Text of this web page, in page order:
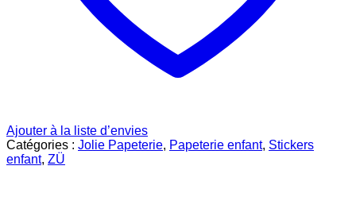
Ajouter à la liste d’envies
Catégories : Jolie Papeterie, Papeterie enfant, Stickers
enfant, ZÜ